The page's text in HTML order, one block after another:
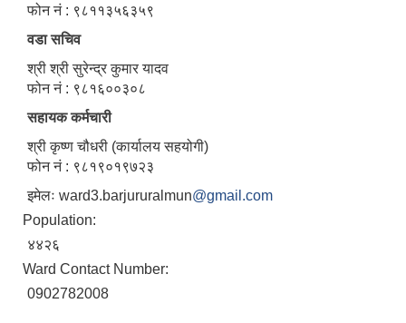
फोन नं : ९८११३५६३५९
वडा सचिव
श्री श्री सुरेन्द्र कुमार यादव
फोन नं : ९८१६००३०८
सहायक कर्मचारी
श्री कृष्ण चौधरी (कार्यालय सहयोगी)
फोन नं : ९८१९०१९७२३
इमेलः ward3.barjururalmun@gmail.com
Population:
४४२६
Ward Contact Number:
0902782008